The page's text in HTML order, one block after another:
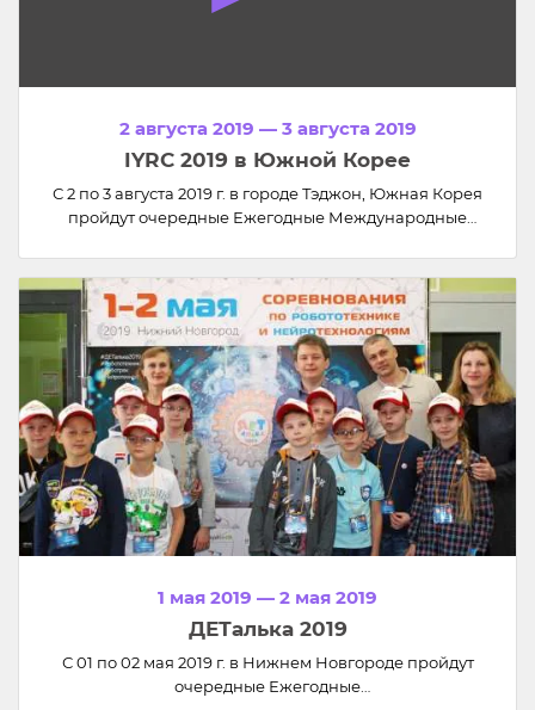
2 августа 2019 — 3 августа 2019
IYRC 2019 в Южной Корее
С 2 по 3 августа 2019 г. в городе Тэджон, Южная Корея
пройдут очередные Ежегодные Международные
1 мая 2019 — 2 мая 2019
ДЕТалька 2019
С 01 по 02 мая 2019 г. в Нижнем Новгороде пройдут
очередные Ежегодные